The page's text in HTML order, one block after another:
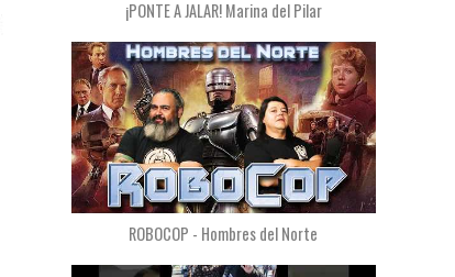
¡PONTE A JALAR! Marina del Pilar
ROBOCOP - Hombres del Norte